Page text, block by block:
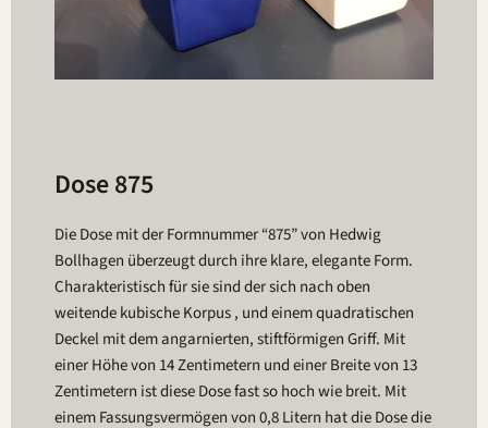
Dose 875
Die Dose mit der Formnummer “875” von Hedwig
Bollhagen überzeugt durch ihre klare, elegante Form.
Charakteristisch für sie sind der sich nach oben
weitende kubische Korpus , und einem quadratischen
Deckel mit dem angarnierten, stiftförmigen Griff. Mit
einer Höhe von 14 Zentimetern und einer Breite von 13
Zentimetern ist diese Dose fast so hoch wie breit. Mit
einem Fassungsvermögen von 0,8 Litern hat die Dose die